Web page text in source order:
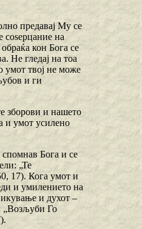
предавај Му се
соѕерцание на
кон Бога се
Не гледај на тоа
умот твој не може
и ги
зборови и нашето
и умот усилено
Бога и се
„Те
17). Кога умот и
и умилението на
и духот –
„Возљуби Го